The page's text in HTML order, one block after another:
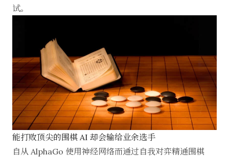
试。
能打败顶尖的围棋 AI 却会输给业余选手
自从 AlphaGo 使用神经网络而通过自我对弈精通围棋